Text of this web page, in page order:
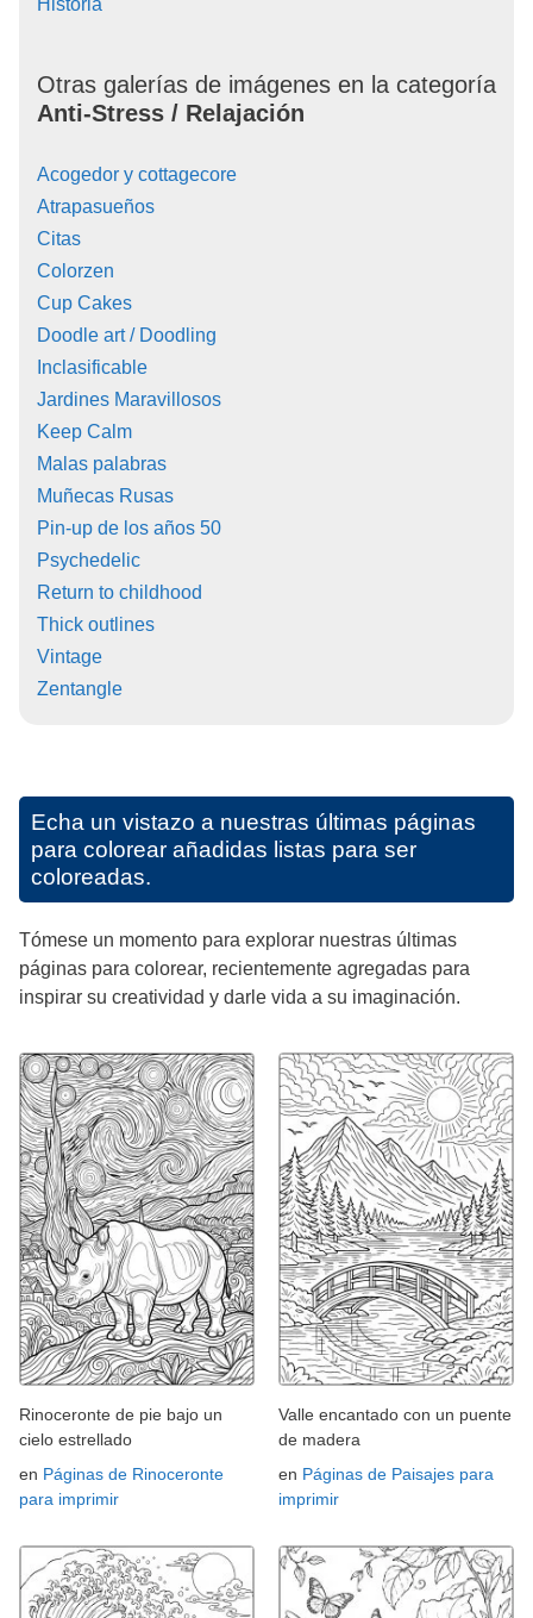
Historia
Otras galerías de imágenes en la categoría
Anti-Stress / Relajación
Acogedor y cottagecore
Atrapasueños
Citas
Colorzen
Cup Cakes
Doodle art / Doodling
Inclasificable
Jardines Maravillosos
Keep Calm
Malas palabras
Muñecas Rusas
Pin-up de los años 50
Psychedelic
Return to childhood
Thick outlines
Vintage
Zentangle
Echa un vistazo a nuestras últimas páginas
para colorear añadidas listas para ser
coloreadas.
Tómese un momento para explorar nuestras últimas
páginas para colorear, recientemente agregadas para
inspirar su creatividad y darle vida a su imaginación.
Rinoceronte de pie bajo un
cielo estrellado
en Páginas de Rinoceronte
para imprimir
Valle encantado con un puente
de madera
en Páginas de Paisajes para
imprimir